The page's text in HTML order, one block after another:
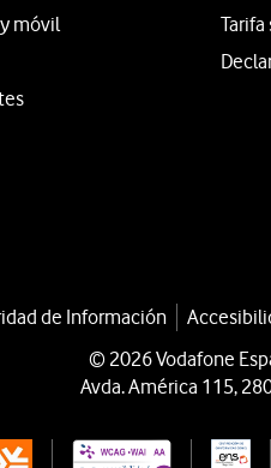
móvil
Tarifa
de Información
© 2026 Vodafone
Avda. América 115,